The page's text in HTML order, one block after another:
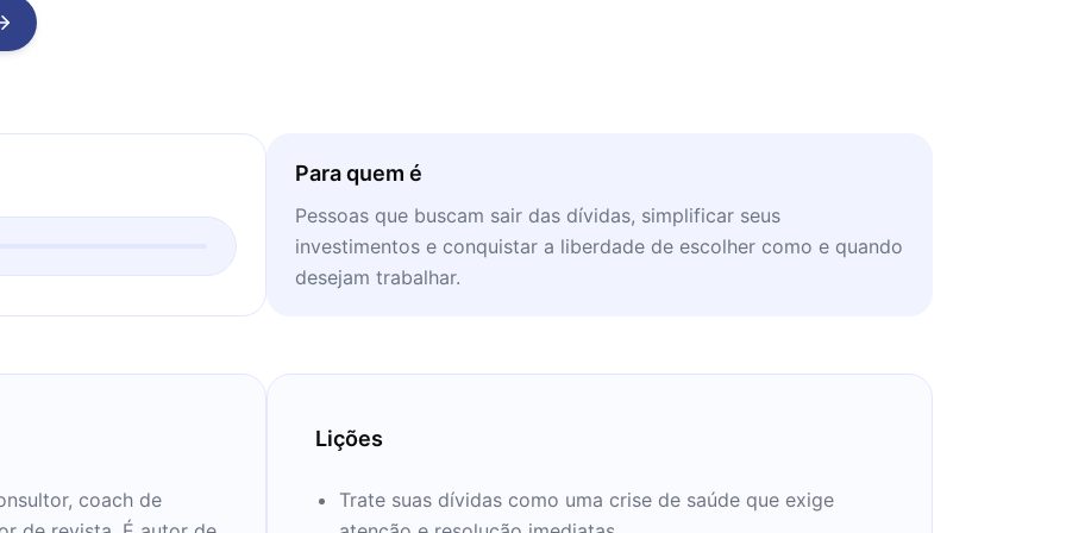
Para quem é
Pessoas que buscam sair das dívidas, simplificar seus
investimentos e conquistar a liberdade de escolher como e quando
desejam trabalhar.
coach de
Lições
Trate suas dívidas como uma crise de saúde que exige